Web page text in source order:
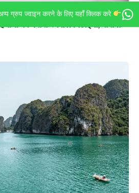
ग्रुप ज्वाइन करने के लिए यहाँ क्लिक करे
को परोसें स्पेशल मिठाइयां, रेसिपी